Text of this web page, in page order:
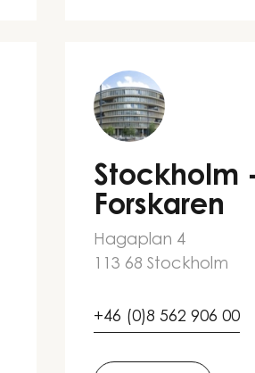
Stockholm
Forskaren
Hagaplan 4
113 68 Stockholm
+46 (0)8 562 906 00